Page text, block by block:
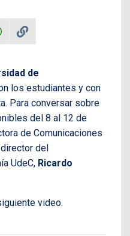
de
los estudiantes y con
Para conversar sobre
del 8 al 12 de
de Comunicaciones
del
UdeC, Ricardo
video.